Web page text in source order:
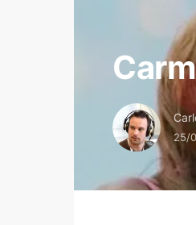
25/